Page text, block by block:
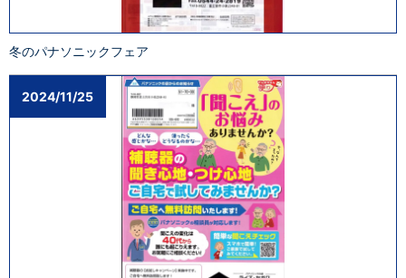
冬のパナソニックフェア
2024/11/25